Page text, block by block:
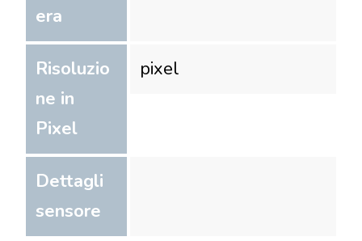
era
Risoluzio
ne in
Pixel
pixel
Dettagli
sensore